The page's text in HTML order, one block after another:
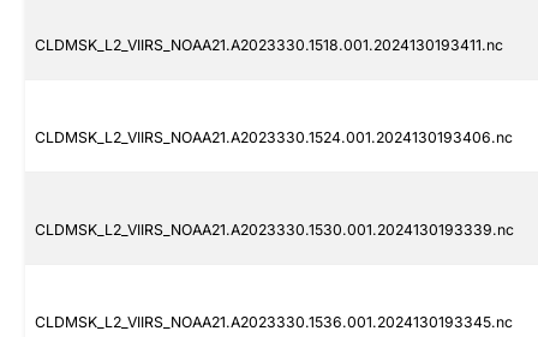
CLDMSK_L2_VIIRS_NOAA21.A2023330.1518.001.2024130193411.nc
CLDMSK_L2_VIIRS_NOAA21.A2023330.1524.001.2024130193406.nc
CLDMSK_L2_VIIRS_NOAA21.A2023330.1530.001.2024130193339.nc
CLDMSK_L2_VIIRS_NOAA21.A2023330.1536.001.2024130193345.nc